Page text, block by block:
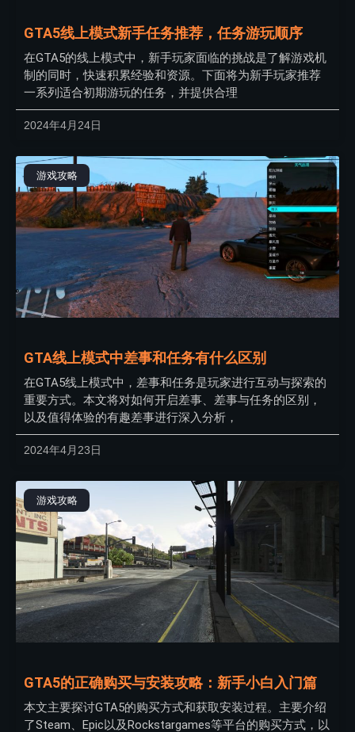
GTA5线上模式新手任务推荐，任务游玩顺序
在GTA5的线上模式中，新手玩家面临的挑战是了解游戏机
制的同时，快速积累经验和资源。下面将为新手玩家推荐
一系列适合初期游玩的任务，并提供合理
2024年4月24日
游戏攻略
GTA线上模式中差事和任务有什么区别
在GTA5线上模式中，差事和任务是玩家进行互动与探索的
重要方式。本文将对如何开启差事、差事与任务的区别，
以及值得体验的有趣差事进行深入分析，
2024年4月23日
游戏攻略
GTA5的正确购买与安装攻略：新手小白入门篇
本文主要探讨GTA5的购买方式和获取安装过程。主要介绍
了Steam、Epic以及Rockstargames等平台的购买方式，以